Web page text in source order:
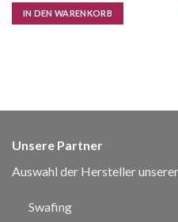
IN DEN WARENKORB
Unsere Partner
Auswahl der Hersteller
Swafing